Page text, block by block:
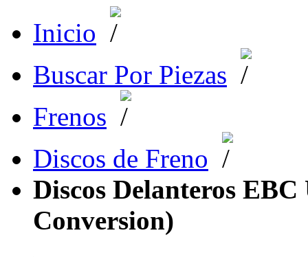
Inicio
Buscar Por Piezas
Frenos
Discos de Freno
Discos Delanteros
Conversion)